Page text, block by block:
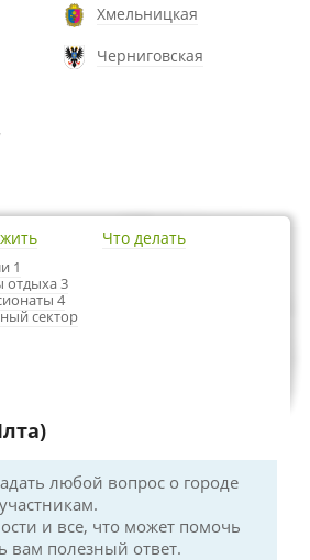
Хмельницкая
Черниговская
1
отдыха 3
4
сектор
Что делать
любой вопрос о городе
и все, что может помочь
вам полезный ответ.